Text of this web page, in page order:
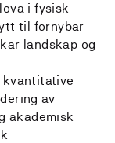
i fysisk
til fornybar
landskap og
av
akademisk